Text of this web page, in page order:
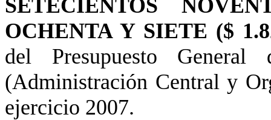
SETECIENTOS
OCHENTA Y SIETE ($
del Presupuesto
(Administración Central y
ejercicio 2007.